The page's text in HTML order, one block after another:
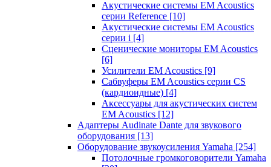
Акустические системы EM Acoustics
серии Reference [10]
Акустические системы EM Acoustics
серии i [4]
Сценические мониторы EM Acoustics
[6]
Усилители EM Acoustics [9]
Сабвуферы EM Acoustics серии CS
(кардиоидные) [4]
Аксессуары для акустических систем
EM Acoustics [12]
Адаптеры Audinate Dante для звукового
оборудования [13]
Оборудование звукоусиления Yamaha [254]
Потолочные громкоговорители Yamaha